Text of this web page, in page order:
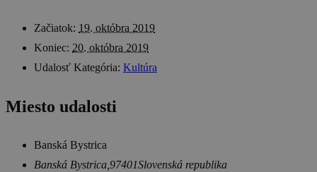
Začiatok: 19. októbra 2019
Koniec: 20. októbra 2019
Udalosť Kategória: Kultúra
Miesto udalosti
Banská Bystrica
Banská Bystrica 97401Slovenská republika